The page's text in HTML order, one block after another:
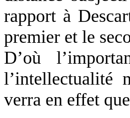
rapport à
premier et le
D’où
l’intellectualité
verra en effet